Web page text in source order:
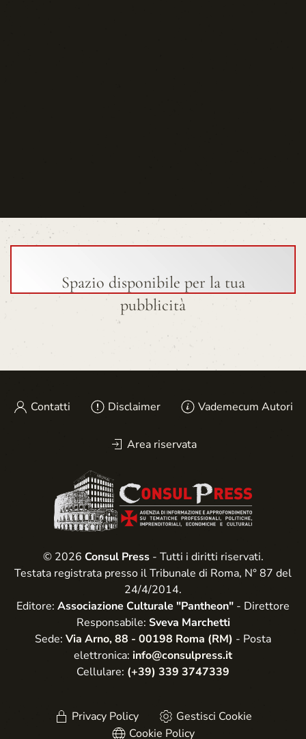
Spazio disponibile per la tua
pubblicità
Contatti Disclaimer Vademecum Autori
Area riservata
© 2026 Consul Press- Tutti i diritti riservati.
Testata registrata presso il Tribunale di Roma, N° 87 del
24/4/2014.
Editore: Associazione Culturale "Pantheon" - Direttore
Responsabile: Sveva Marchetti
Sede: Via Arno, 88 - 00198 Roma (RM) - Posta
elettronica: info@consulpress.it
Cellulare: (+39) 339 3747339
Privacy Policy
Gestisci Cookie
Cookie Policy